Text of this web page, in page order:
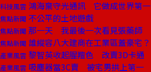
科技風雲 鴻海棄守光通訊 它做成世界第一
焦點新聞 不公平的土地遊戲
焦點新聞 那一天 我最後一次看見張藥師
焦點新聞 誰縱容八大建商在工業區蓋豪宅？
產業風雲 黎智英收起腥羶色 改賣3D卡通
產業風雲 吸塵器當3C賣 被宅男拱上第一